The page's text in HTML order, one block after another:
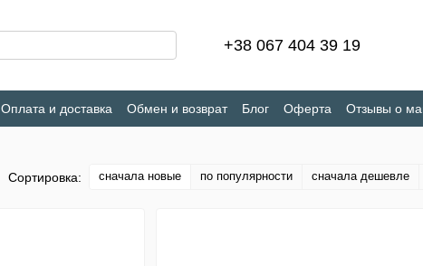
+38 067 404 39 19
Оплата и доставка Обмен и возврат Блог Оферта
Отзывы о
Сортировка: сначала новые по популярности сначала дешевле